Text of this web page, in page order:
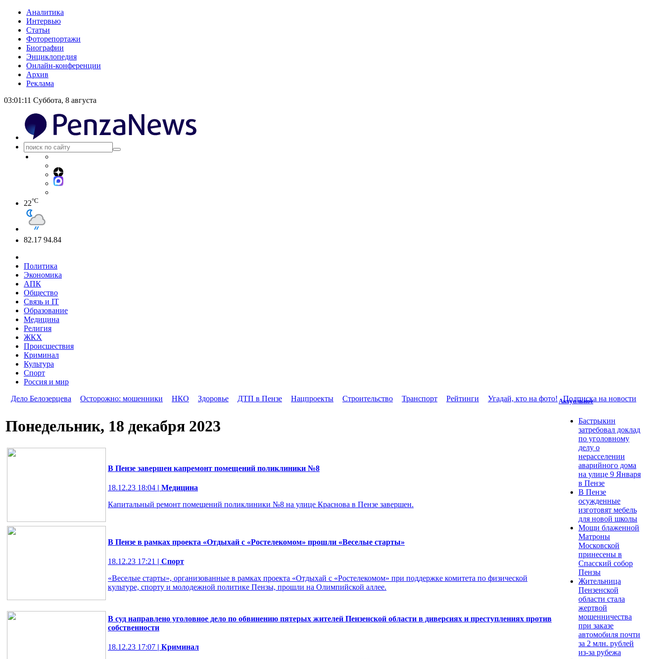
Аналитика
Интервью
Статьи
Фоторепортажи
Биографии
Энциклопедия
Онлайн-конференции
Архив
Реклама
03:01:12 Суббота, 8 августа
22°C
82.17 94.84
Политика
Экономика
АПК
Общество
Связь и IT
Образование
Медицина
Религия
ЖКХ
Происшествия
Криминал
Культура
Спорт
Россия и мир
Дело Белозерцева
Осторожно: мошенники НКО Здоровье ДТП в Пензе Нацпроекты Строительство Транспорт Рейтинги Угадай, кто на фото! Подписка на новости
Понедельник, 18 декабря 2023
В Пензе завершен капремонт помещений поликлиники №8
18.12.23 18:04 | Медицина
Капитальный ремонт помещений поликлиники №8 на улице Краснова в Пензе завершен.
В Пензе в рамках проекта «Отдыхай с «Ростелекомом» прошли «Веселые старты»
18.12.23 17:21 | Спорт
«Веселые старты», организованные в рамках проекта «Отдыхай с «Ростелекомом» при поддержке комитета по физической
культуре, спорту и молодежной политике Пензы, прошли на Олимпийской аллее.
В суд направлено уголовное дело по обвинению пятерых жителей Пензенской области в диверсиях и преступлениях против
собственности
18.12.23 17:07 | Криминал
Актуальное
Бастрыкин
затребовал доклад
по уголовному
делу о
нерасселении
аварийного дома
на улице 9 Января
в Пензе
В Пензе
осужденные
изготовят мебель
для новой школы
Мощи блаженной
Матроны
Московской
принесены в
Спасский собор
Пензы
Жительница
Пензенской
области стала
жертвой
мошенничества
при заказе
автомобиля почти
за 2 млн. рублей
из-за рубежа